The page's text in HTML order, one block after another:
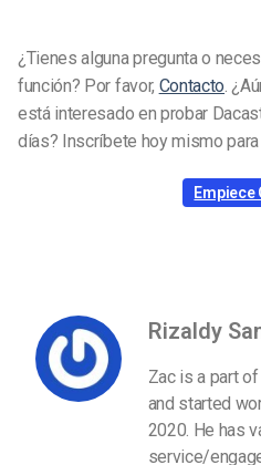
¿Tienes alguna pregunta o
función? Por favor, Contacto .
está interesado en probar
días? Inscríbete hoy mismo para
Empiece
Rizaldy
Zac is a part
and started
2020. He has
service/